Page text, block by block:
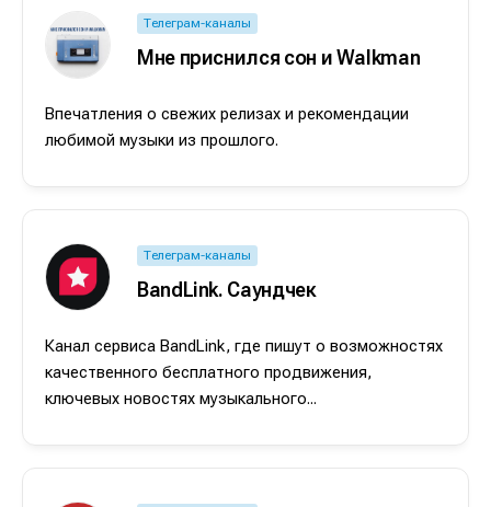
Телеграм-каналы
Мне приснился сон и Walkman
Впечатления о свежих релизах и рекомендации
любимой музыки из прошлого.
Телеграм-каналы
BandLink. Саундчек
Канал сервиса BandLink, где пишут о возможностях
качественного бесплатного продвижения,
ключевых новостях музыкального...